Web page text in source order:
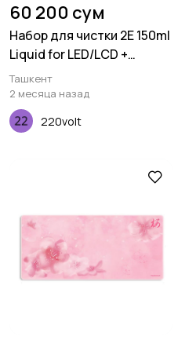
60 200 сум
Набор для чистки 2E 150ml
Liquid for LED/LCD +
салфетка, Violet
Ташкент
2 месяца назад
220volt